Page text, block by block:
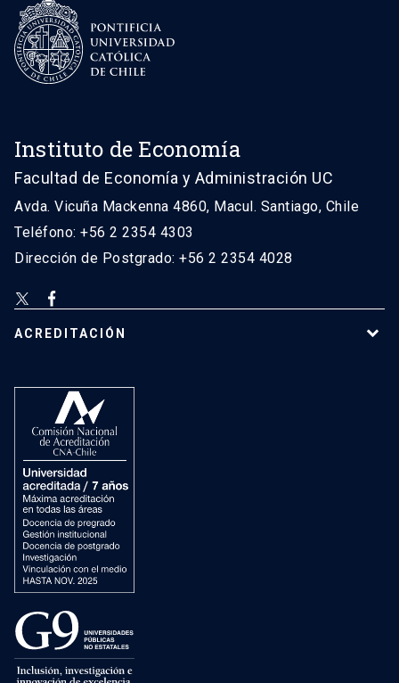
Instituto de Economía
Facultad de Economía y Administración UC
Avda. Vicuña Mackenna 4860, Macul. Santiago, Chile
Teléfono: +56 2 2354 4303
Dirección de Postgrado: +56 2 2354 4028
ACREDITACIÓN